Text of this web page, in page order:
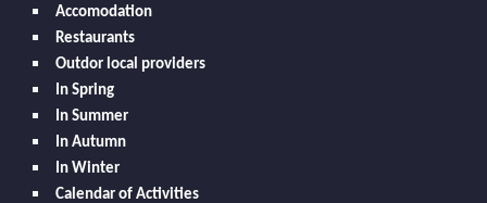
Accomodation
Restaurants
Outdor local providers
In Spring
In Summer
In Autumn
In Winter
Calendar of Activities